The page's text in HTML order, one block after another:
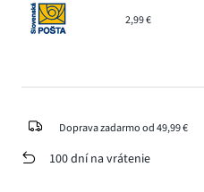
2,99 €
Doprava zadarmo od 49,99 €
100 dní na vrátenie